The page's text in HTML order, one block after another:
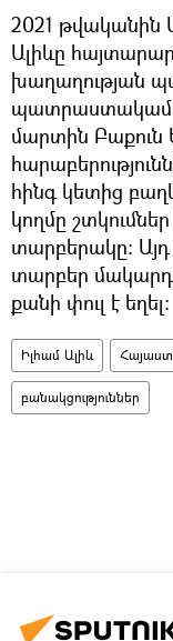
2021
Ալիևը
խաղաղության
մարտին Բաքուն
հինգ կետից
կողմը
տարբերակը։
տարբեր
քանի փուլ է եղել։
Իլհամ Ալիև
բանակցություններ